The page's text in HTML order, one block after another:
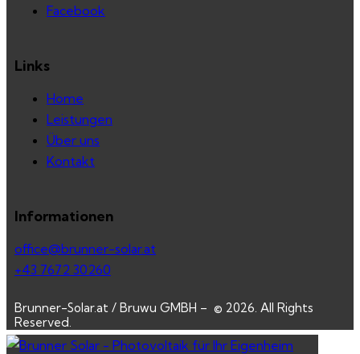
Facebook
Links
Home
Leistungen
Über uns
Kontakt
Informationen
office@brunner-solar.at
+43 7672 30260
Brunner-Solar.at / Bruwu GMBH – © 2026. All Rights
Reserved.